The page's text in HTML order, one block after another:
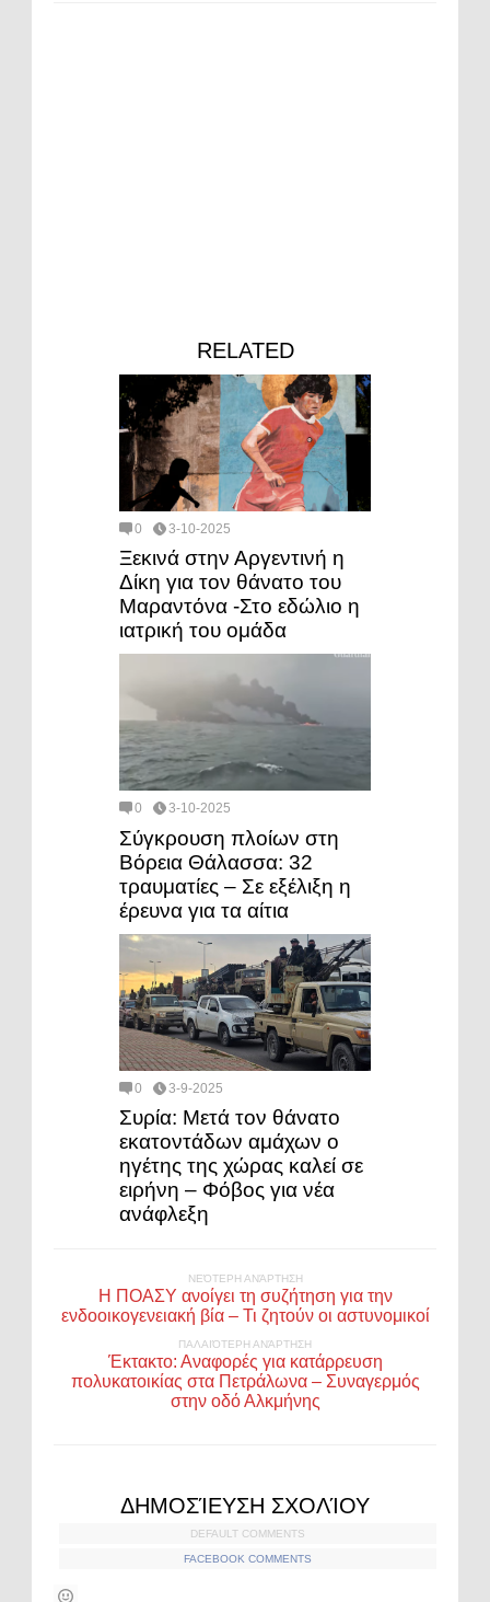
RELATED
0 3-10-2025
Ξεκινά στην Αργεντινή η
Δίκη για τον θάνατο του
Μαραντόνα -Στο εδώλιο η
ιατρική του ομάδα
0 3-10-2025
Σύγκρουση πλοίων στη
Βόρεια Θάλασσα: 32
τραυματίες – Σε εξέλιξη η
έρευνα για τα αίτια
0 3-9-2025
Συρία: Μετά τον θάνατο
εκατοντάδων αμάχων ο
ηγέτης της χώρας καλεί σε
ειρήνη – Φόβος για νέα
ανάφλεξη
ΝΕΌΤΕΡΗ ΑΝΆΡΤΗΣΗ
Η ΠΟΑΣΥ ανοίγει τη συζήτηση για την
ενδοοικογενειακή βία – Τι ζητούν οι αστυνομικοί
ΠΑΛΑΙΌΤΕΡΗ ΑΝΆΡΤΗΣΗ
Έκτακτο: Αναφορές για κατάρρευση
πολυκατοικίας στα Πετράλωνα – Συναγερμός
στην οδό Αλκμήνης
ΔΗΜΟΣΊΕΥΣΗ ΣΧΟΛΊΟΥ
DEFAULT COMMENTS
FACEBOOK COMMENTS